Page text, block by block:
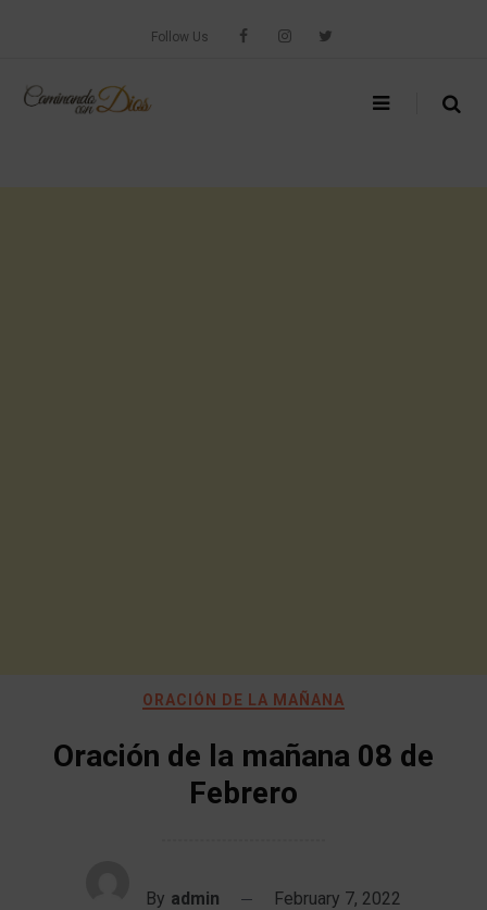
Follow Us
ORACIÓN DE LA MAÑANA
Oración de la mañana 08 de
Febrero
By admin February 7, 2022